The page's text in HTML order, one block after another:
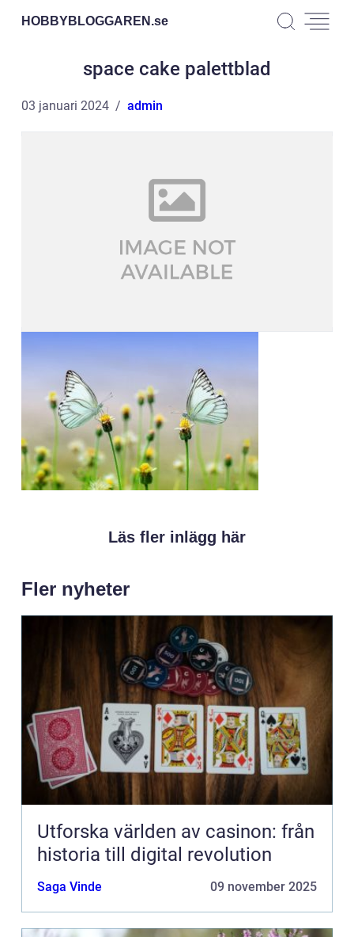
HOBBYBLOGGAREN.se
space cake palettblad
03 januari 2024 admin
Läs fler inlägg här
Fler nyheter
Utforska världen av casinon: från
historia till digital revolution
Saga Vinde 09 november 2025